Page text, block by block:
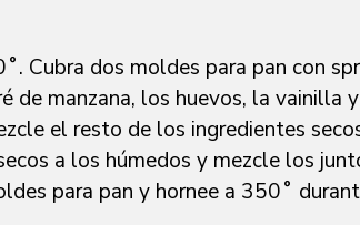
Cubra dos moldes para pan con
de manzana, los huevos, la vainilla
el resto de los ingredientes
a los húmedos y mezcle los
para pan y hornee a 350˚